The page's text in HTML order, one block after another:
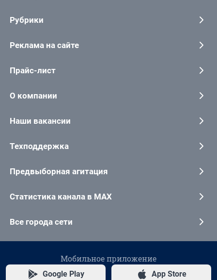
Рубрики
Реклама на сайте
Прайс-лист
О компании
Наши вакансии
Техподдержка
Предвыборная агитация
Статистика канала в MAX
Все города сети
Мобильное приложение
Google Play App Store